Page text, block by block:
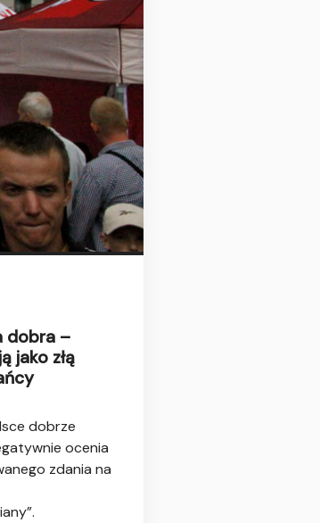
dobra –
jako złą
dobrze
ocenia
zdania na